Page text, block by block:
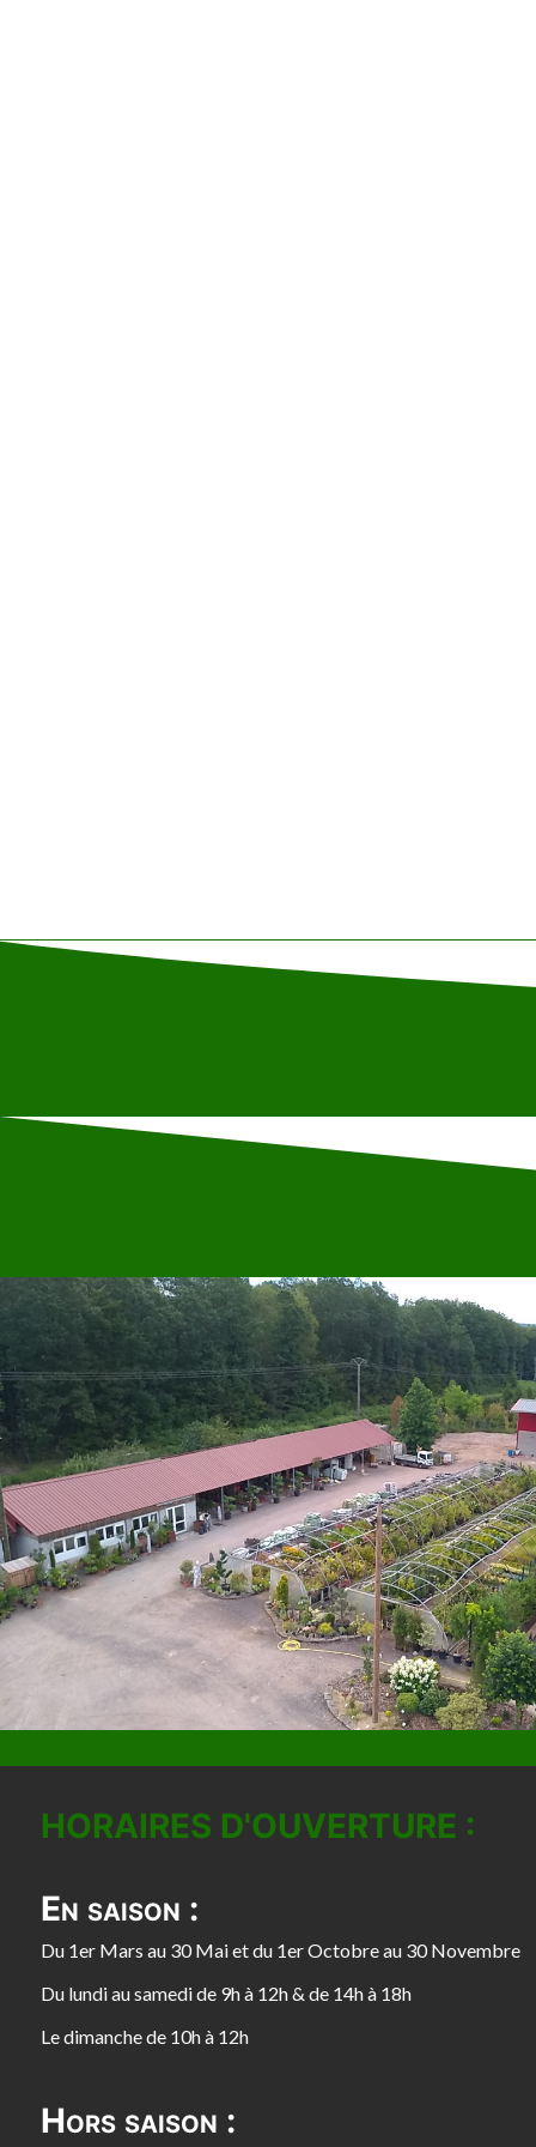
HORAIRES D'OUVERTURE :
En saison :
Du 1er Mars au 30 Mai et du 1er Octobre au 30 Novembre
Du lundi au samedi de 9h à 12h & de 14h à 18h
Le dimanche de 10h à 12h
Hors saison :